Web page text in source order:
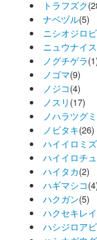
トラフズク
ナベヅル(5)
ニシオジロ
ニュウナイ
ノグチゲラ
ノゴマ(9)
ノジコ(4)
ノスリ (17)
ノハラツグミ
ノビタキ(26)
ハイイロミ
ハイイロチ
ハイタカ(2)
ハギマシコ
ハクガン(5)
ハクセキレイ
ハシジロアビ